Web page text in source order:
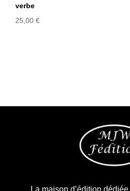
verbe
25,00 €
La maison d’édition